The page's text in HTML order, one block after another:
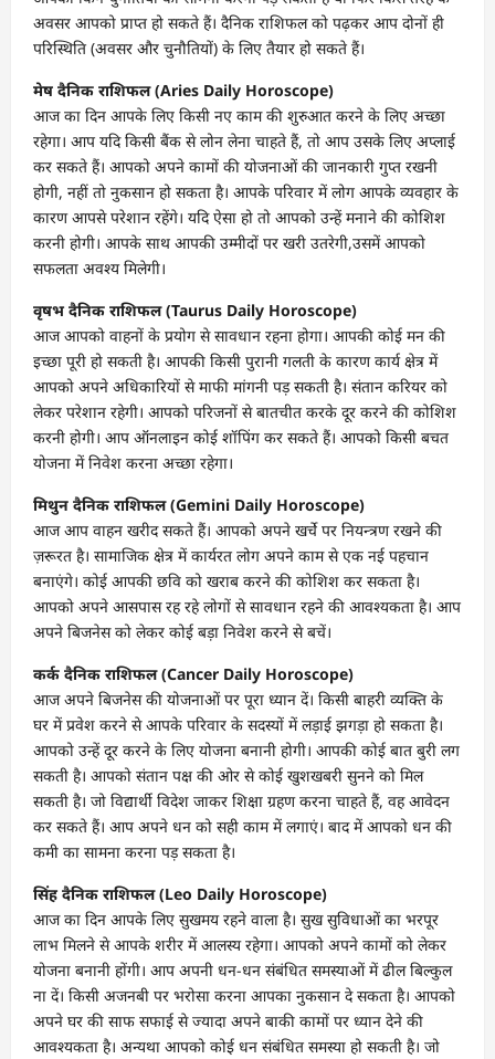
अवसर आपको प्राप्त हो सकते हैं। दैनिक राशिफल को पढ़कर आप दोनों ही
परिस्थिति (अवसर और चुनौतियों) के लिए तैयार हो सकते हैं।
मेष दैनिक राशिफल (Aries Daily Horoscope)
आज का दिन आपके लिए किसी नए काम की शुरुआत करने के लिए अच्छा
रहेगा। आप यदि किसी बैंक से लोन लेना चाहते हैं, तो आप उसके लिए अप्लाई
कर सकते हैं। आपको अपने कामों की योजनाओं की जानकारी गुप्त रखनी
होगी, नहीं तो नुकसान हो सकता है। आपके परिवार में लोग आपके व्यवहार के
कारण आपसे परेशान रहेंगे। यदि ऐसा हो तो आपको उन्हें मनाने की कोशिश
करनी होगी। आपके साथ आपकी उम्मीदों पर खरी उतरेगी,उसमें आपको
सफलता अवश्य मिलेगी।
वृषभ दैनिक राशिफल (Taurus Daily Horoscope)
आज आपको वाहनों के प्रयोग से सावधान रहना होगा। आपकी कोई मन की
इच्छा पूरी हो सकती है। आपकी किसी पुरानी गलती के कारण कार्य क्षेत्र में
आपको अपने अधिकारियों से माफी मांगनी पड़ सकती है। संतान करियर को
लेकर परेशान रहेगी। आपको परिजनों से बातचीत करके दूर करने की कोशिश
करनी होगी। आप ऑनलाइन कोई शॉपिंग कर सकते हैं। आपको किसी बचत
योजना में निवेश करना अच्छा रहेगा।
मिथुन दैनिक राशिफल (Gemini Daily Horoscope)
आज आप वाहन खरीद सकते हैं। आपको अपने खर्चे पर नियन्त्रण रखने की
ज़रूरत है। सामाजिक क्षेत्र में कार्यरत लोग अपने काम से एक नई पहचान
बनाएंगे। कोई आपकी छवि को खराब करने की कोशिश कर सकता है।
आपको अपने आसपास रह रहे लोगों से सावधान रहने की आवश्यकता है। आप
अपने बिजनेस को लेकर कोई बड़ा निवेश करने से बचें।
कर्क दैनिक राशिफल (Cancer Daily Horoscope)
आज अपने बिजनेस की योजनाओं पर पूरा ध्यान दें। किसी बाहरी व्यक्ति के
घर में प्रवेश करने से आपके परिवार के सदस्यों में लड़ाई झगड़ा हो सकता है।
आपको उन्हें दूर करने के लिए योजना बनानी होगी। आपकी कोई बात बुरी लग
सकती है। आपको संतान पक्ष की ओर से कोई खुशखबरी सुनने को मिल
सकती है। जो विद्यार्थी विदेश जाकर शिक्षा ग्रहण करना चाहते हैं, वह आवेदन
कर सकते हैं। आप अपने धन को सही काम में लगाएं। बाद में आपको धन की
कमी का सामना करना पड़ सकता है।
सिंह दैनिक राशिफल (Leo Daily Horoscope)
आज का दिन आपके लिए सुखमय रहने वाला है। सुख सुविधाओं का भरपूर
लाभ मिलने से आपके शरीर में आलस्य रहेगा। आपको अपने कामों को लेकर
योजना बनानी होंगी। आप अपनी धन-धन संबंधित समस्याओं में ढील बिल्कुल
ना दें। किसी अजनबी पर भरोसा करना आपका नुकसान दे सकता है। आपको
अपने घर की साफ सफाई से ज्यादा अपने बाकी कामों पर ध्यान देने की
आवश्यकता है। अन्यथा आपको कोई धन संबंधित समस्या हो सकती है। जो